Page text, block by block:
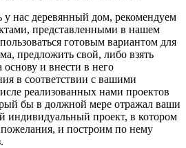
у нас деревянный дом, рекомендуем
представленными в нашем
готовым вариантом для
предложить свой, либо взять
и внести в него
в соответствии с вашими
реализованных нами проектов
бы в должной мере отражал ваши
индивидуальный проект, в котором
и построим по нему